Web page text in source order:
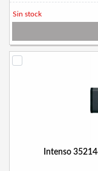
Sin stock
Intenso